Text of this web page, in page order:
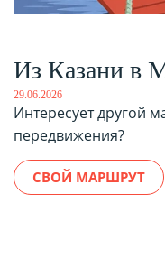
Из Казани в
29.06.2026
Интересует другой
передвижения?
СВОЙ МАРШРУТ